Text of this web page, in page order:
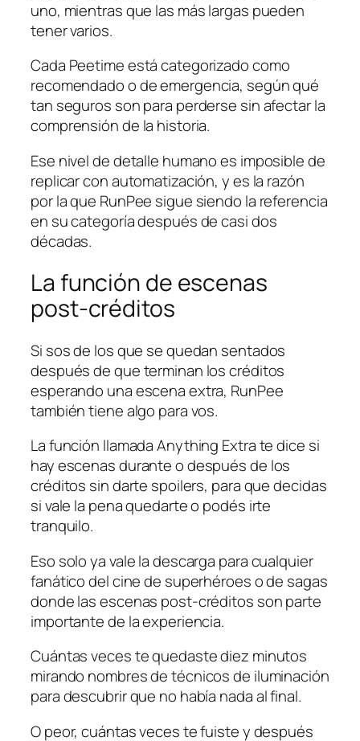
uno, mientras que las más largas pueden
tener varios.
Cada Peetime está categorizado como
recomendado o de emergencia, según qué
tan seguros son para perderse sin afectar la
comprensión de la historia.
Ese nivel de detalle humano es imposible de
replicar con automatización, y es la razón
por la que RunPee sigue siendo la referencia
en su categoría después de casi dos
décadas.
La función de escenas
post-créditos
Si sos de los que se quedan sentados
después de que terminan los créditos
esperando una escena extra, RunPee
también tiene algo para vos.
La función llamada Anything Extra te dice si
hay escenas durante o después de los
créditos sin darte spoilers, para que decidas
si vale la pena quedarte o podés irte
tranquilo.
Eso solo ya vale la descarga para cualquier
fanático del cine de superhéroes o de sagas
donde las escenas post-créditos son parte
importante de la experiencia.
Cuántas veces te quedaste diez minutos
mirando nombres de técnicos de iluminación
para descubrir que no había nada al final.
O peor, cuántas veces te fuiste y después